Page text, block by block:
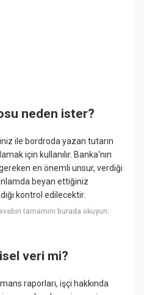
neden ister?
ile bordroda yazan tutarın
için kullanılır. Banka'nın
en önemli unsur, verdiği
beyan ettiğiniz
kontrol edilecektir.
tamamını burada okuyun:
veri mi?
raporları, işçi hakkında